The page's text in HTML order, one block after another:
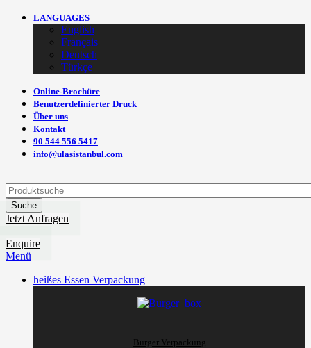
LANGUAGES
English
Français
Deutsch
Türkçe
Online-Brochüre
Benutzerdefinierter Druck
Über uns
Kontakt
90 544 556 5417
info@ulasistanbul.com
Suche
Jetzt Anfragen
Enquire
Menü
heißes Essen Verpackung
Burger Verpackung